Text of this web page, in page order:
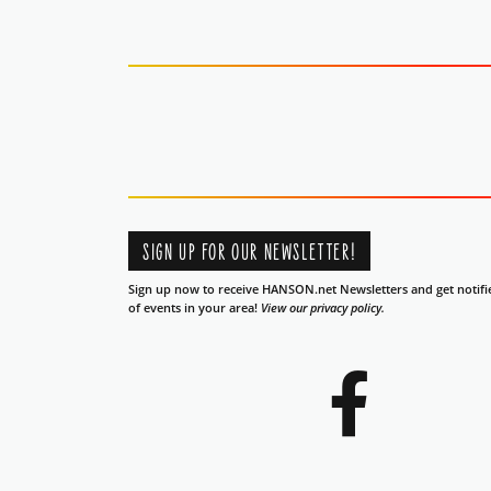
SIGN UP FOR OUR NEWSLETTER!
Sign up now to receive HANSON.net Newsletters and get
of events in your area! View our privacy policy.